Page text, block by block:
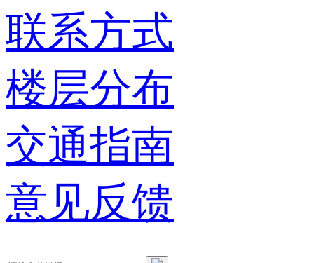
联系方式
楼层分布
交通指南
意见反馈